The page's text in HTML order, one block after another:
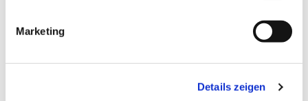
Marketing
Details zeigen